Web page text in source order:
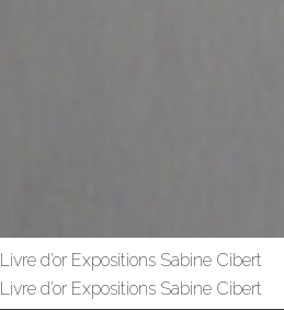
Livre d’or Expositions Sabine Cibert
Livre d’or Expositions Sabine Cibert